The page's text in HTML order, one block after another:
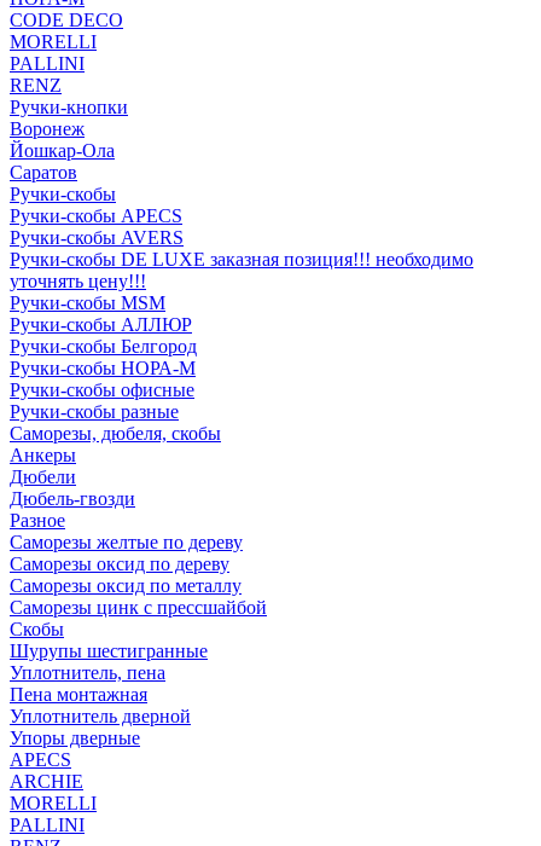
CODE DECO
MORELLI
PALLINI
RENZ
Ручки-кнопки
Воронеж
Йошкар-Ола
Саратов
Ручки-скобы
Ручки-скобы APECS
Ручки-скобы AVERS
Ручки-скобы DE LUXE заказная позиция!!! необходимо
уточнять цену!!!
Ручки-скобы MSM
Ручки-скобы АЛЛЮР
Ручки-скобы Белгород
Ручки-скобы НОРА-М
Ручки-скобы офисные
Ручки-скобы разные
Саморезы, дюбеля, скобы
Анкеры
Дюбели
Дюбель-гвозди
Разное
Саморезы желтые по дереву
Саморезы оксид по дереву
Саморезы оксид по металлу
Саморезы цинк с прессшайбой
Скобы
Шурупы шестигранные
Уплотнитель, пена
Пена монтажная
Уплотнитель дверной
Упоры дверные
APECS
ARCHIE
MORELLI
PALLINI